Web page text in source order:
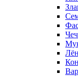
Лён